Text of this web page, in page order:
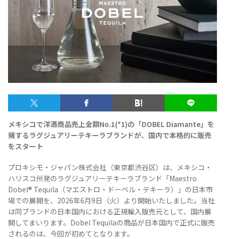
メキシコ料理 Cuisines of Mexico
メキシコ旅行 Travel of Mexico
メキシコの記念日 Events of Mexico
トピックス一覧
Topics List
イベント一覧
お問合せ
Contact
テキーラ・メスカルが飲める
バー＆レストラン
Bar & Restaurant
メキシコで洋酒商品売上金額No.1(*1)の「DOBEL Diamante」を
擁するラグジュアリーテキーラブランドが、国内で本格的に販売
をスタート
プロキシモ・ジャパン株式会社（東京都渋谷区）は、メキシコ・
ハリスコ州発のラグジュアリーテキーラブランド「Maestro
Dobel® Tequila（マエストロ・ドーベル・テキーラ）」の日本市
場での展開を、2026年6月9日（火）より開始いたしました。当社
は同ブランドの日本国内における正規輸入販売元として、国内展
開してまいります。Dobel Tequilaの商品が日本国内で正式に販売
されるのは、今回が初めてとなります。